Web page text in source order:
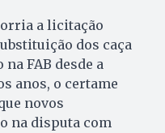
a licitação
dos caça
FAB desde a
anos, o certame
novos
na disputa com